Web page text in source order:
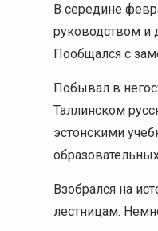
В середине
руководством и
Пообщался с
Побывал в
Таллинском
эстонскими
Взобрался на
лестницам.